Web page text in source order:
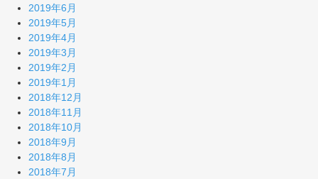
2019年6月
2019年5月
2019年4月
2019年3月
2019年2月
2019年1月
2018年12月
2018年11月
2018年10月
2018年9月
2018年8月
2018年7月